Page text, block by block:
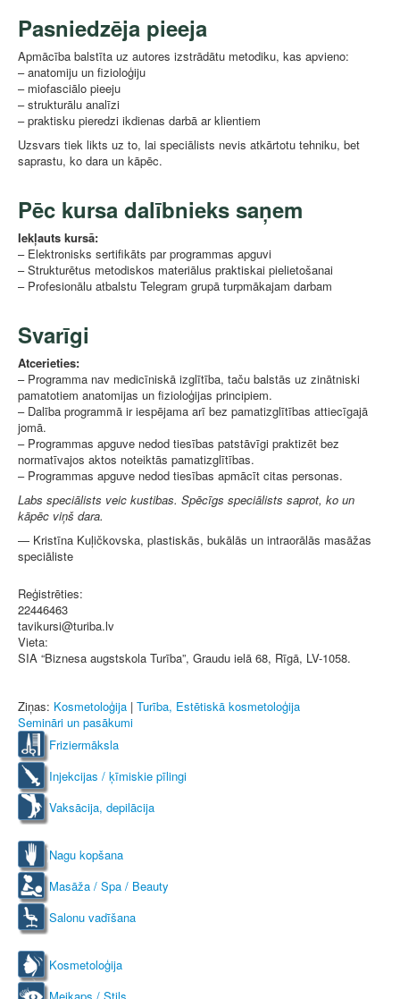
Pasniedzēja pieeja
Apmācība balstīta uz autores izstrādātu metodiku, kas apvieno:
– anatomiju un fizioloģiju
– miofasciālo pieeju
– strukturālu analīzi
– praktisku pieredzi ikdienas darbā ar klientiem
Uzsvars tiek likts uz to, lai speciālists nevis atkārtotu tehniku, bet
saprastu, ko dara un kāpēc.
Pēc kursa dalībnieks saņem
Iekļauts kursā:
– Elektronisks sertifikāts par programmas apguvi
– Strukturētus metodiskos materiālus praktiskai pielietošanai
– Profesionālu atbalstu Telegram grupā turpmākajam darbam
Svarīgi
Atcerieties:
– Programma nav medicīniskā izglītība, taču balstās uz zinātniski
pamatotiem anatomijas un fizioloģijas principiem.
– Dalība programmā ir iespējama arī bez pamatizglītības attiecīgajā
jomā.
– Programmas apguve nedod tiesības patstāvīgi praktizēt bez
normatīvajos aktos noteiktās pamatizglītības.
– Programmas apguve nedod tiesības apmācīt citas personas.
Labs speciālists veic kustibas. Spēcīgs speciālists saprot, ko un
kāpēc viņš dara.
— Kristīna Kuļičkovska, plastiskās, bukālās un intraorālās masāžas
speciāliste
Reģistrēties:
22446463
tavikursi@turiba.lv
Vieta:
SIA “Biznesa augstskola Turība”, Graudu ielā 68, Rīgā, LV-1058.
Ziņas: Kosmetoloģija | Turība, Estētiskā kosmetoloģija
Semināri un pasākumi
Friziermāksla
Injekcijas / ķīmiskie pīlingi
Vaksācija, depilācija
Nagu kopšana
Masāža / Spa / Beauty
Salonu vadīšana
Kosmetoloģija